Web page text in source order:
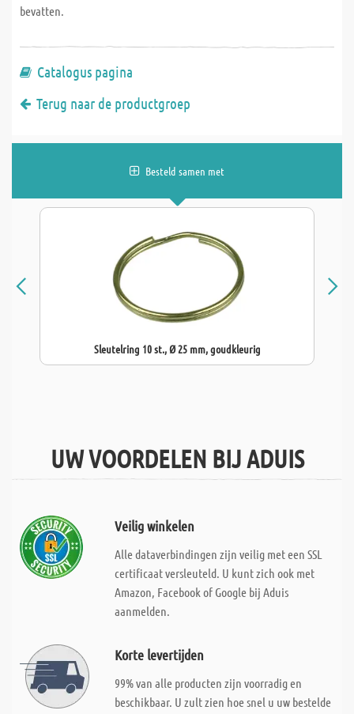
bevatten.
Catalogus pagina
Terug naar de productgroep
Besteld samen met
Sleutelring 10 st., Ø 25 mm, goudkleurig
UW VOORDELEN BIJ ADUIS
Veilig winkelen
Alle dataverbindingen zijn veilig met een SSL
certificaat versleuteld. U kunt zich ook met
Amazon, Facebook of Google bij Aduis
aanmelden.
Korte levertijden
99% van alle producten zijn voorradig en
beschikbaar. U zult zien hoe snel u uw bestelde